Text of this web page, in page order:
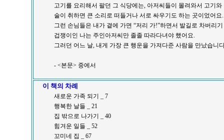
고기를 요리해서 팔던 그 식당에는, 아저씨들이 몰려와서 고기
술이 취하면 큰 소리로 떠들거나 서로 싸우기도 하는 곳이었어요.
그런 손님들은 내가 곁에 가면 “저리 가!”하면서 발길로 차버리
겁쟁이인 나는 주인아저씨만 졸졸 따라다녀야 했어요.
그러던 어느 날, 내게 가장 큰 행운을 가져다준 사람을 만났습니
- <본문> 중에서
이 책의 차례
새로운 가족 되기 _ 7
행복한 날들 _ 21
집 밖으로 나가기 _ 40
힘겨운 일들 _ 52
꼬미네 집 _ 67